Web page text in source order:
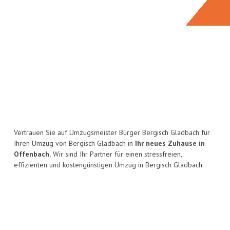
Vertrauen Sie auf Umzugsmeister Bürger Bergisch Gladbach für
Ihren Umzug von Bergisch Gladbach in Ihr neues Zuhause in
Offenbach. Wir sind Ihr Partner für einen stressfreien,
effizienten und kostengünstigen Umzug in Bergisch Gladbach.